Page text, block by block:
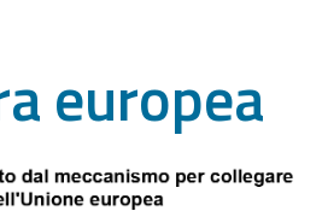
europea